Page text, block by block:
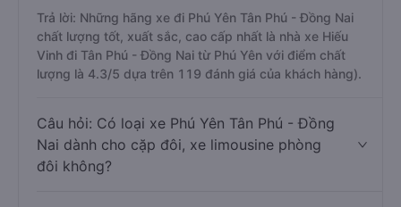
Trả lời: Những hãng xe đi Phú Yên Tân Phú - Đồng Nai
chất lượng tốt, xuất sắc, cao cấp nhất là nhà xe Hiếu
Vinh đi Tân Phú - Đồng Nai từ Phú Yên với điểm chất
lượng là 4.3/5 dựa trên 119 đánh giá của khách hàng).
Câu hỏi: Có loại xe Phú Yên Tân Phú - Đồng
Nai dành cho cặp đôi, xe limousine phòng
đôi không?